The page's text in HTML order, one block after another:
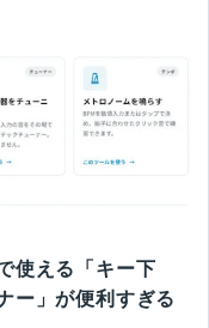
使える「キー下
ー」が便利すぎる